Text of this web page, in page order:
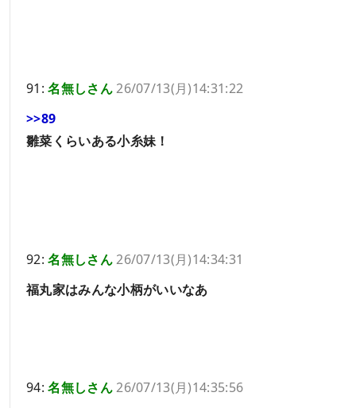
91:名無しさん26/07/13(月)14:31:22
>>89
雛菜くらいある小糸妹！
92:名無しさん26/07/13(月)14:34:31
福丸家はみんな小柄がいいなあ
94:名無しさん26/07/13(月)14:35:56